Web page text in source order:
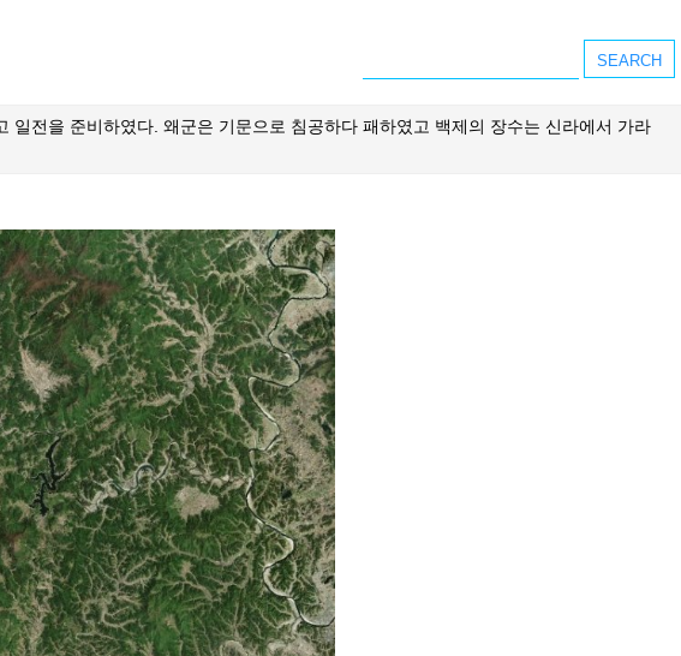
전을 준비하였다. 왜군은 기문으로 침공하다 패하였고 백제의 장수는 신라에서 가라